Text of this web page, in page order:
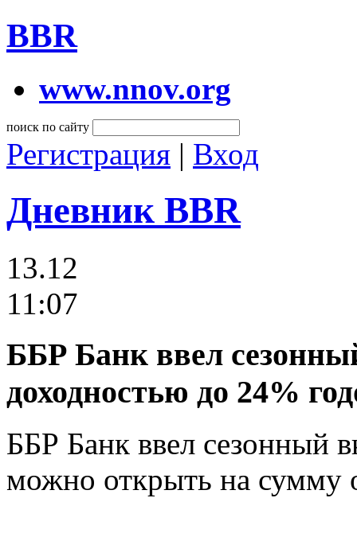
BBR
www.nnov.org
поиск по сайту
Регистрация | Вход
Дневник BBR
13.12
11:07
ББР Банк ввел
доходностью до 24%
ББР Банк ввел сезонный
можно открыть на сумму